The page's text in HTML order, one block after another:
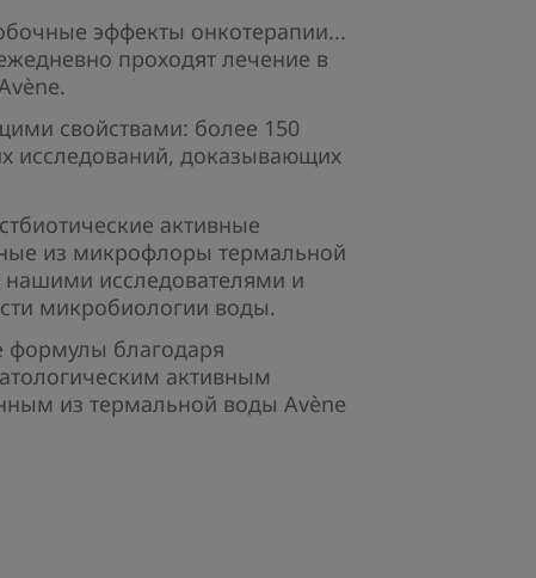
эффекты онкотерапии...
проходят лечение в
свойствами: более 150
исследований, доказывающих
активные
из микрофлоры термальной
нашими исследователями и
микробиологии воды.​
формулы благодаря
активным
из термальной воды Avène